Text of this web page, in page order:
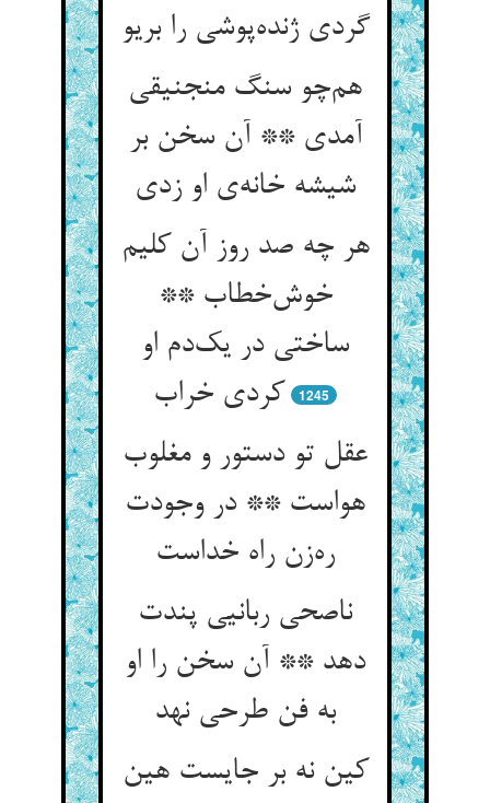
گردی ژنده‌پوشی را بریو
هم‌چو سنگ منجنیقی
آمدی ** آن سخن بر
شیشه خانه‌ی او زدی
هر چه صد روز آن کلیم
خوش‌خطاب **
ساختی در یک‌دم او
کردی خراب
1245
عقل تو دستور و مغلوب
هواست ** در وجودت
ره‌زن راه خداست
ناصحی ربانیی پندت
دهد ** آن سخن را او
به فن طرحی نهد
کین نه بر جایست هین